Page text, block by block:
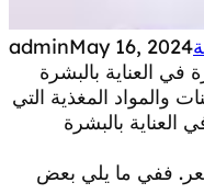
adminMay 16, 2024
العناية بالبشرة
والمواد المغذية التي
بالبشرة
ففي ما يلي بعض